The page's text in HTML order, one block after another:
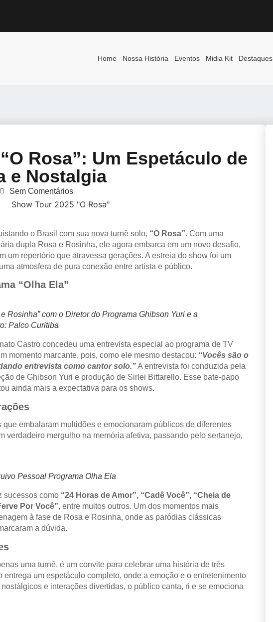
Home Nossa História Eventos Midia Kit Destaques
Rosa”: Um Espetáculo de
e Nostalgia
Sem Comentários
o Brasil com sua nova turnê solo, “O Rosa”. Com uma
dupla Rosa e Rosinha, ele agora embarca em um novo desafio,
um repertório que atravessa gerações. A estreia do show foi um
atmosfera de pura conexão entre artista e público.
“Olha Ela”
Rosinha” com o Diretor do Programa Ghibson Yuri e a
Palco Curitiba
Castro concedeu uma entrevista especial ao programa de TV
momento marcante, pois, como ele mesmo destacou: “Vocês são o
entrevista como cantor solo.”A entrevista foi conduzida pela
de Ghibson Yuri e produção de Sirlei Bittarello. Esse bate-papo
ainda mais a expectativa para os shows.
embalaram multidões e emocionaram públicos de diferentes
verdadeiro mergulho na memória afetiva, passando pelo sertanejo,
Pessoal Programa Olha Ela
sucessos como “24 Horas de Amor”, “Cadê Você”, “Cheia de
Por Você”, entre muitos outros. Um dos momentos mais
à fase de Rosa e Rosinha, onde as paródias clássicas
a dúvida.
uma turnê, é um convite para celebrar uma história de três
um espetáculo completo, onde a emoção e o entretenimento
e interações divertidas, o público canta, ri e se emociona